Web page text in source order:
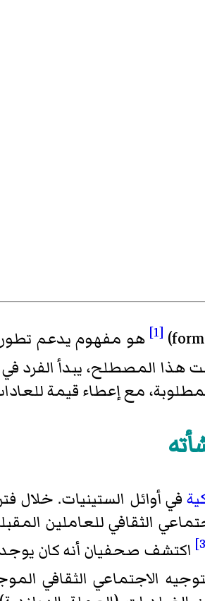
)‏
[1]
هو مفهوم يدعم تطور
هذا المصطلح، يبدأ الفرد
مع إعطاء قيمة
في أوائل الستينيات. خلال
الثقافي للعاملين
اكتشف صحفيان أنه كان